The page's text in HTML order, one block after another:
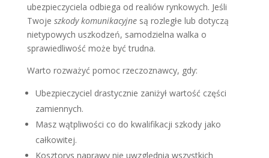
ubezpieczyciela odbiega od realiów rynkowych. Jeśli
Twoje szkody komunikacyjnesą rozległe lub dotyczą
nietypowych uszkodzeń, samodzielna walka o
sprawiedliwość może być trudna.
Warto rozważyć pomoc rzeczoznawcy, gdy:
Ubezpieczyciel drastycznie zaniżył wartość części
zamiennych.
Masz wątpliwości co do kwalifikacji szkody jako
całkowitej.
Kosztorys naprawy nie uwzględnia wszystkich